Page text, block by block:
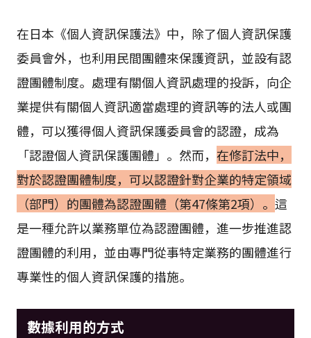
在日本《個人資訊保護法》中，除了個人資訊保護
委員會外，也利用民間團體來保護資訊，並設有認
證團體制度。處理有關個人資訊處理的投訴，向企
業提供有關個人資訊適當處理的資訊等的法人或團
體，可以獲得個人資訊保護委員會的認證，成為
「認證個人資訊保護團體」。然而， 在修訂法中，
對於認證團體制度，可以認證針對企業的特定領域
（部門）的團體為認證團體（第47條第2項）。 這
是一種允許以業務單位為認證團體，進一步推進認
證團體的利用，並由專門從事特定業務的團體進行
專業性的個人資訊保護的措施。
數據利用的方式